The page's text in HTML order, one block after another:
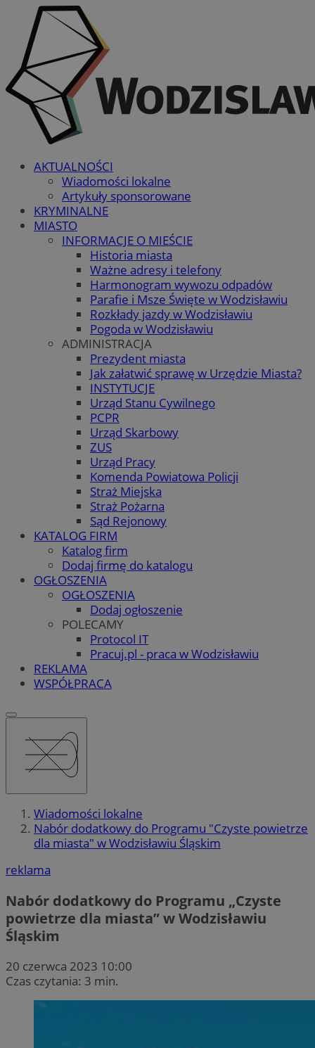
AKTUALNOŚCI
Wiadomości lokalne
Artykuły sponsorowane
KRYMINALNE
MIASTO
INFORMACJE O MIEŚCIE
Historia miasta
Ważne adresy i telefony
Harmonogram wywozu odpadów
Parafie i Msze Święte w Wodzisławiu
Rozkłady jazdy w Wodzisławiu
Pogoda w Wodzisławiu
ADMINISTRACJA
Prezydent miasta
Jak załatwić sprawę w Urzędzie Miasta?
INSTYTUCJE
Urząd Stanu Cywilnego
PCPR
Urząd Skarbowy
ZUS
Urząd Pracy
Komenda Powiatowa Policji
Straż Miejska
Straż Pożarna
Sąd Rejonowy
KATALOG FIRM
Katalog firm
Dodaj firmę do katalogu
OGŁOSZENIA
OGŁOSZENIA
Dodaj ogłoszenie
POLECAMY
Protocol IT
Pracuj.pl - praca w Wodzisławiu
REKLAMA
WSPÓŁPRACA
Wiadomości lokalne
Nabór dodatkowy do Programu "Czyste powietrze
dla miasta" w Wodzisławiu Śląskim
reklama
Nabór dodatkowy do Programu „Czyste
powietrze dla miasta” w Wodzisławiu
Śląskim
20 czerwca 2023 10:00
Czas czytania: 3 min.